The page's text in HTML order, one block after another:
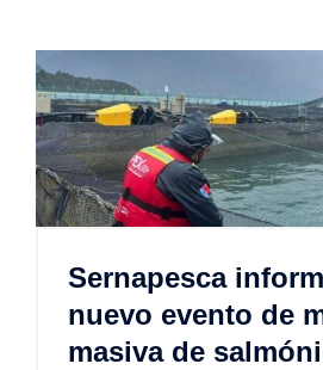
Sernapesca
nuevo evento de
masiva de